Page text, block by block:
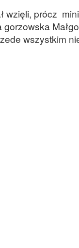
wzięli, prócz
wszystkim